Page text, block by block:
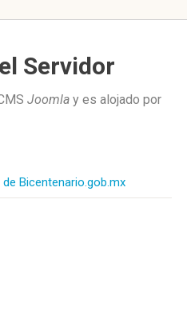
Servidor
Joomla y es alojado por
Bicentenario.gob.mx